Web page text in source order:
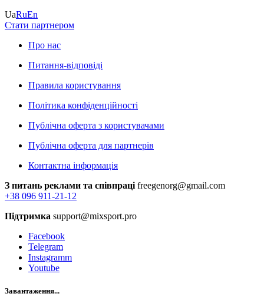
UaRuEn
Стати партнером
Про нас
Питання-відповіді
Правила користування
Політика конфіденційності
Публічна оферта з користувачами
Публічна оферта для партнерів
Контактна інформація
З питань реклами та співпраці freegenorg@gmail.com
+38 096 911-21-12
Підтримка support@mixsport.pro
Facebook
Telegram
Instagramm
Youtube
Завантаження...